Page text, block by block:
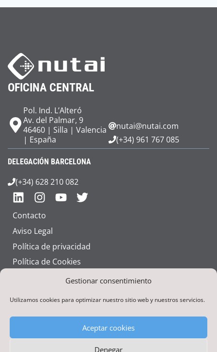
Gestionar consentimiento
Utilizamos cookies para optimizar nuestro sitio web y nuestros servicios.
Aceptar cookies
Denegar
OFICINA CENTRAL
Pol. Ind. L’Alteró
Av. del Palmar, 9
46460 | Silla | Valencia
| España
nutai@nutai.com
(+34) 961 767 085
DELEGACIÓN BARCELONA
(+34) 628 210 082
Contacto
Aviso Legal
Política de privacidad
Política de Cookies